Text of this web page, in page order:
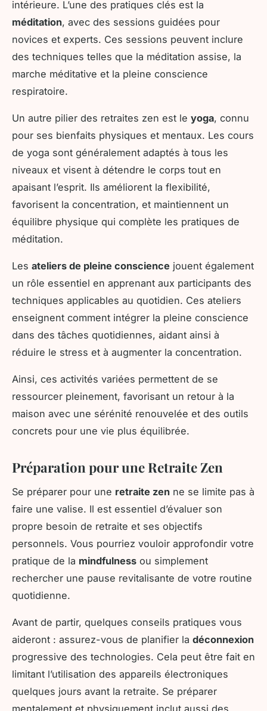
intérieure. L’une des pratiques clés est la
méditation, avec des sessions guidées pour
novices et experts. Ces sessions peuvent inclure
des techniques telles que la méditation assise, la
marche méditative et la pleine conscience
respiratoire.
Un autre pilier des retraites zen est le yoga, connu
pour ses bienfaits physiques et mentaux. Les cours
de yoga sont généralement adaptés à tous les
niveaux et visent à détendre le corps tout en
apaisant l’esprit. Ils améliorent la flexibilité,
favorisent la concentration, et maintiennent un
équilibre physique qui complète les pratiques de
méditation.
Les ateliers de pleine conscience jouent également
un rôle essentiel en apprenant aux participants des
techniques applicables au quotidien. Ces ateliers
enseignent comment intégrer la pleine conscience
dans des tâches quotidiennes, aidant ainsi à
réduire le stress et à augmenter la concentration.
Ainsi, ces activités variées permettent de se
ressourcer pleinement, favorisant un retour à la
maison avec une sérénité renouvelée et des outils
concrets pour une vie plus équilibrée.
Préparation pour une Retraite Zen
Se préparer pour une retraite zen ne se limite pas à
faire une valise. Il est essentiel d’évaluer son
propre besoin de retraite et ses objectifs
personnels. Vous pourriez vouloir approfondir votre
pratique de la mindfulness ou simplement
rechercher une pause revitalisante de votre routine
quotidienne.
Avant de partir, quelques conseils pratiques vous
aideront : assurez-vous de planifier la déconnexion
progressive des technologies. Cela peut être fait en
limitant l’utilisation des appareils électroniques
quelques jours avant la retraite. Se préparer
mentalement et physiquement inclut aussi des